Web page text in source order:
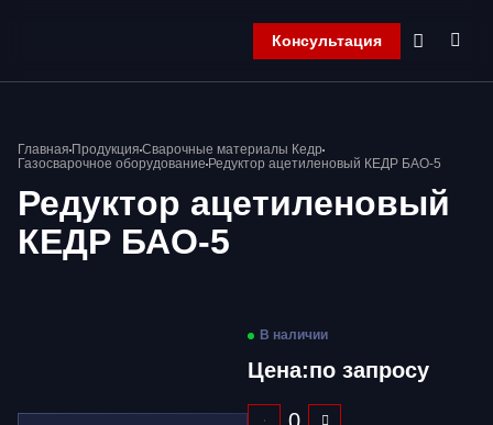
Консультация
Главная
Компания
Контакты
Главная Продукция Сварочные материалы Кедр
Газосварочное оборудование Редуктор ацетиленовый КЕДР БАО-5
Редуктор ацетиленовый
КЕДР БАО-5
В наличии
Цена:по запросу